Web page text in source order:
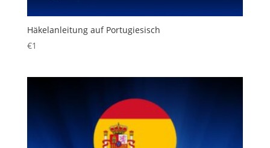
Häkelanleitung auf Portugiesisch
€1